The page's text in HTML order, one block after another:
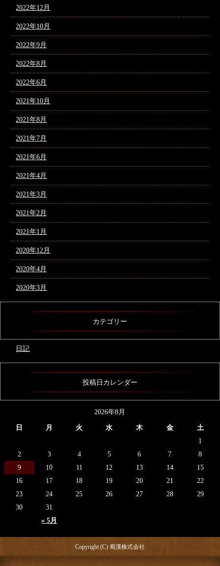
2022年12月
2022年10月
2022年9月
2022年8月
2022年6月
2021年10月
2021年8月
2021年7月
2021年6月
2021年4月
2021年3月
2021年2月
2021年1月
2020年12月
2020年4月
2020年3月
カテゴリー
日記
投稿日カレンダー
2026年8月
日 月 火 水 木 金 土
« 5月
1
2
3 4 5 6 7
8
9
10 11 12 13 14
15
16
17 18 19 20 21
22
23
24 25 26 27 28
29
30
31
Copyright (C) 蜀漢株式会社